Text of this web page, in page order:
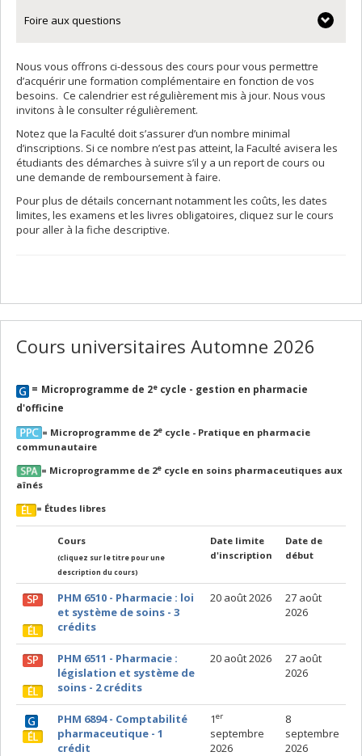
Foire aux questions
Nous vous offrons ci-dessous des cours pour vous permettre
d’acquérir une formation complémentaire en fonction de vos
besoins. Ce calendrier est régulièrement mis à jour. Nous vous
invitons à le consulter régulièrement.
Notez que la Faculté doit s’assurer d’un nombre minimal
d’inscriptions. Si ce nombre n’est pas atteint, la Faculté avisera les
étudiants des démarches à suivre s’il y a un report de cours ou
une demande de remboursement à faire.
Pour plus de détails concernant notamment les coûts, les dates
limites, les examens et les livres obligatoires, cliquez sur le cours
pour aller à la fiche descriptive.
Cours universitaires Automne 2026
= Microprogramme de 2e cycle - gestion en pharmacie
d'officine
= Microprogramme de 2e cycle - Pratique en pharmacie
communautaire
= Microprogramme de 2e cycle en soins pharmaceutiques aux
aînés
= Études libres
Cours
(cliquez sur le titre pour une
description du cours)
Date limite
d'inscription
Date de
début
PHM 6510 - Pharmacie : loi
et système de soins - 3
crédits
20 août 2026
27 août
2026
PHM 6511 - Pharmacie :
législation et système de
soins - 2 crédits
20 août 2026
27 août
2026
PHM 6894 - Comptabilité
pharmaceutique - 1
crédit
1er
septembre
2026
8
septembre
2026